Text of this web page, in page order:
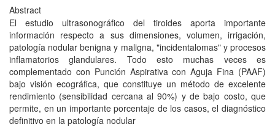
Abstract
El estudio ultrasonográfico del tiroides aporta importante
información respecto a sus dimensiones, volumen, irrigación,
patología nodular benigna y maligna, "incidentalomas" y procesos
inflamatorios glandulares. Todo esto muchas veces es
complementado con Punción Aspirativa con Aguja Fina (PAAF)
bajo visión ecográfica, que constituye un método de excelente
rendimiento (sensibilidad cercana al 90%) y de bajo costo, que
permite, en un importante porcentaje de los casos, el diagnóstico
definitivo en la patología nodular